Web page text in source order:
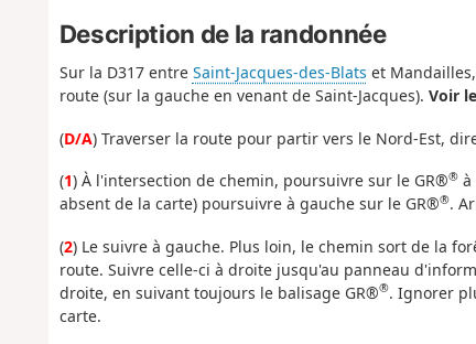
Description de la randonnée
Sur la D317 entre Saint-Jacques-des-Blats et
route (sur la gauche en venant de Saint-Jacques). Voir
(D/A) Traverser la route pour partir vers le Nord-Est,
(1) À l'intersection de chemin, poursuivre sur le GR®®à
absent de la carte) poursuivre à gauche sur le GR®®.
(2) Le suivre à gauche. Plus loin, le chemin sort de la
route. Suivre celle-ci à droite jusqu'au panneau
droite, en suivant toujours le balisage GR®®. Ignorer
carte.